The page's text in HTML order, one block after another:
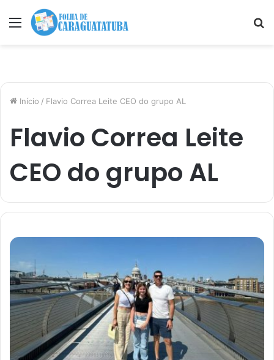
Menu
Início / Flavio Correa Leite CEO do grupo AL
Flavio Correa Leite
CEO do grupo AL